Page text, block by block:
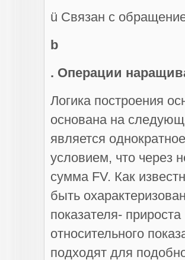
ü Связан с
b
. Операции
Логика построения
основана на
является
условием, что через
сумма FV. Как
быть
показателя-
относительного
подходят для